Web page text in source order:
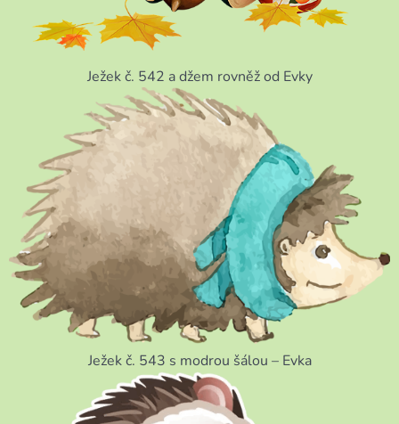
Ježek č. 542 a džem rovněž od Evky
Ježek č. 543 s modrou šálou – Evka